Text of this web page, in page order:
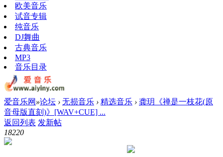
欧美音乐
试音专辑
纯音乐
DJ舞曲
古典音乐
MP3
音乐目录
爱音乐网 »论坛 › 无损音乐 › 精选音乐 › 龚玥《禅是一枝花(原
音母版直刻)》[WAV+CUE] ...
返回列表 发新帖
18220